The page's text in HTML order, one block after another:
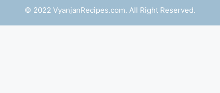
© 2022 VyanjanRecipes.com. All Right Reserved.